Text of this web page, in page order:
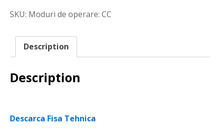
SKU: Moduri de operare: CC
Description
Description
Descarca Fisa Tehnica